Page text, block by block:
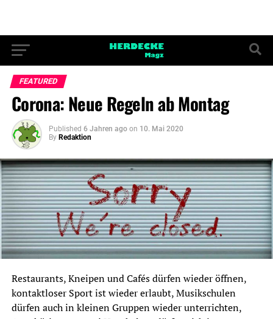
FEATURED
Corona: Neue Regeln ab Montag
Published 6 Jahren ago on 10. Mai 2020
By Redaktion
Restaurants, Kneipen und Cafés dürfen wieder öffnen,
kontaktloser Sport ist wieder erlaubt, Musikschulen
dürfen auch in kleinen Gruppen wieder unterrichten,